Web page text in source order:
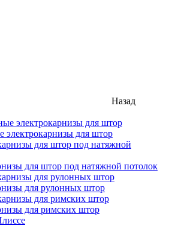
Назад
электрокарнизы для штор
для штор под натяжной потолок
для рулонных штор
для римских штор